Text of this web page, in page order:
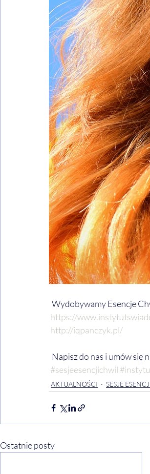
Wydobywamy Esencje
https://
http://iqpanczyk.pl/
Napisz do nas i umów
#sesjeesencjichwil
AKTUALNOŚCI SESJE
Ostatnie posty